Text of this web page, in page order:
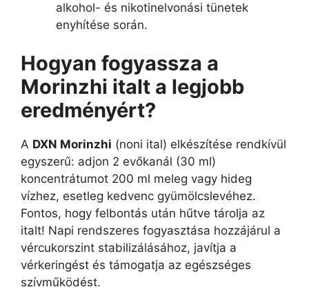
alkohol- és nikotinelvonási tünetek
enyhítése során.
Hogyan fogyassza a
Morinzhi italt a legjobb
eredményért?
A DXN Morinzhi (noni ital) elkészítése rendkívül
egyszerű: adjon 2 evőkanál (30 ml)
koncentrátumot 200 ml meleg vagy hideg
vízhez, esetleg kedvenc gyümölcslevéhez.
Fontos, hogy felbontás után hűtve tárolja az
italt! Napi rendszeres fogyasztása hozzájárul a
vércukorszint stabilizálásához, javítja a
vérkeringést és támogatja az egészséges
szívműködést.